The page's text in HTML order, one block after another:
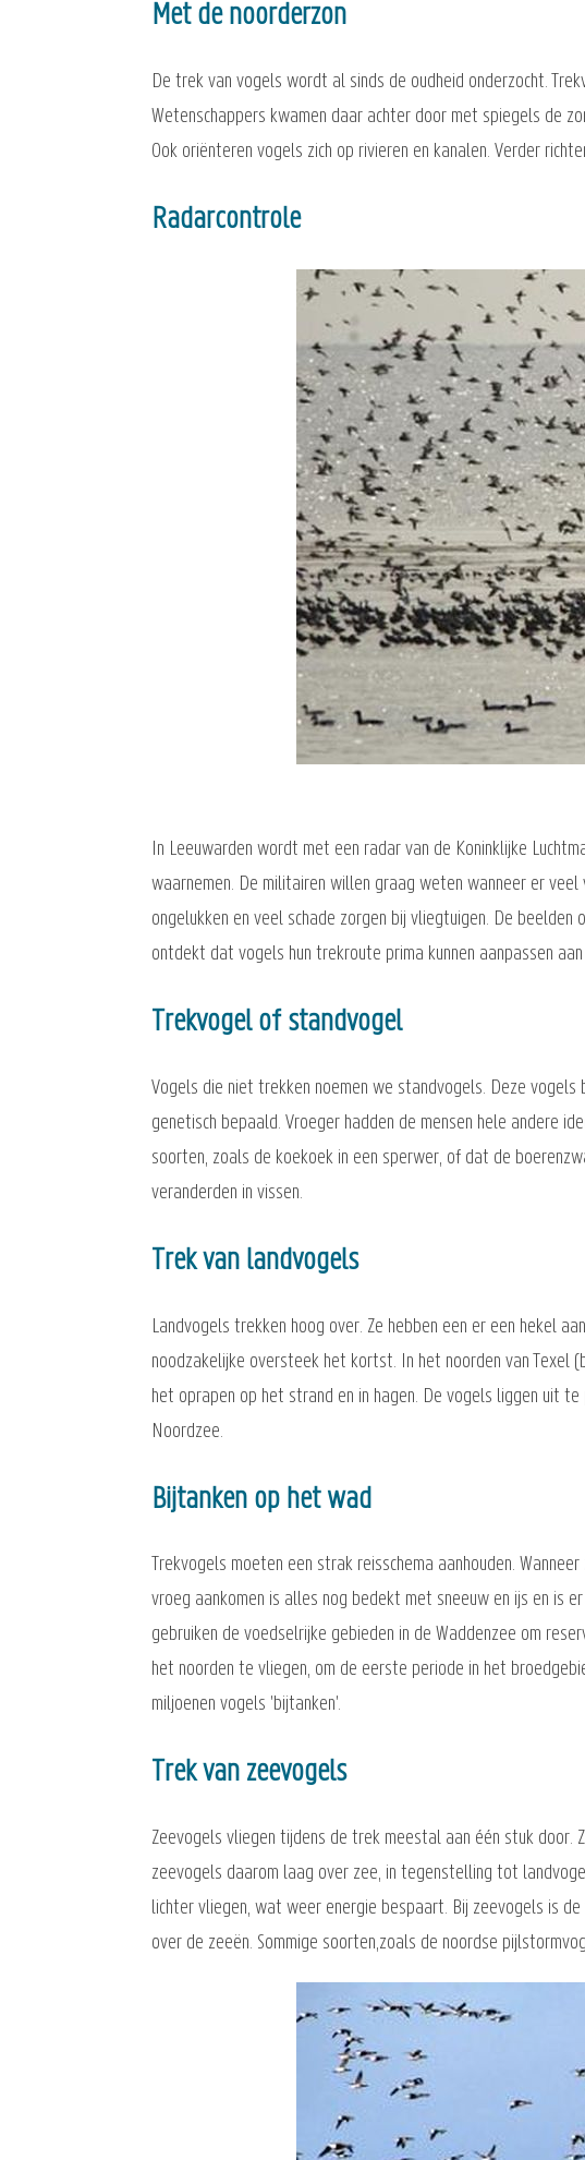
Met de noorderzon
De trek van vogels wordt al sinds de oudheid onderzocht.
Wetenschappers kwamen daar achter door met spiegels de
Ook oriënteren vogels zich op rivieren en kanalen. Verder
Radarcontrole
In Leeuwarden wordt met een radar van de Koninklijke
waarnemen. De militairen willen graag weten wanneer er
ongelukken en veel schade zorgen bij vliegtuigen. De
ontdekt dat vogels hun trekroute prima kunnen aanpassen
Trekvogel of standvogel
Vogels die niet trekken noemen we standvogels. Deze
genetisch bepaald. Vroeger hadden de mensen hele andere
soorten, zoals de koekoek in een sperwer, of dat de
veranderden in vissen.
Trek van landvogels
Landvogels trekken hoog over. Ze hebben een er een hekel
noodzakelijke oversteek het kortst. In het noorden van Texel
het oprapen op het strand en in hagen. De vogels liggen uit
Noordzee.
Bijtanken op het wad
Trekvogels moeten een strak reisschema aanhouden.
vroeg aankomen is alles nog bedekt met sneeuw en ijs en is
gebruiken de voedselrijke gebieden in de Waddenzee om
het noorden te vliegen, om de eerste periode in het
miljoenen vogels 'bijtanken'.
Trek van zeevogels
Zeevogels vliegen tijdens de trek meestal aan één stuk
zeevogels daarom laag over zee, in tegenstelling tot
lichter vliegen, wat weer energie bespaart. Bij zeevogels is
over de zeeën. Sommige soorten,zoals de noordse